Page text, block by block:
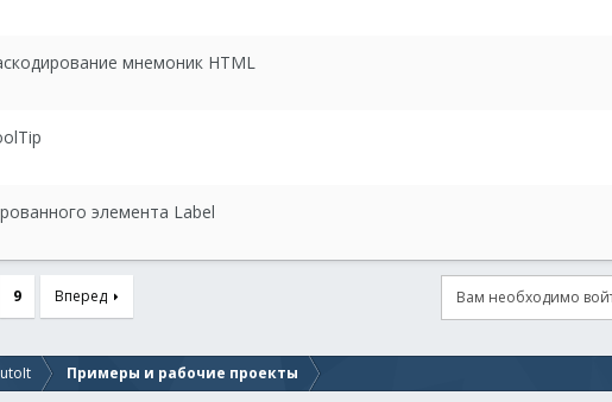
мнемоник HTML
элемента Label
9 Вперед Вам необходимо
Примеры и рабочие проекты